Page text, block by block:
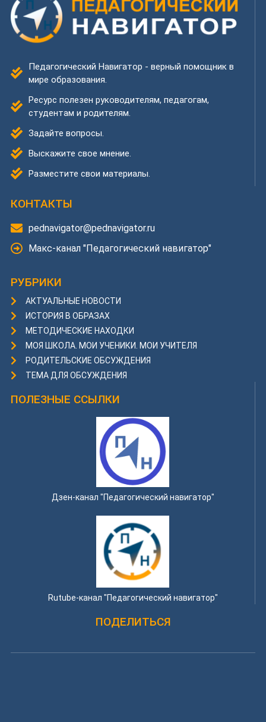
Педагогический Навигатор - верный помощник в
мире образования.
Ресурс полезен руководителям, педагогам,
студентам и родителям.
Задайте вопросы.
Выскажите свое мнение.
Разместите свои материалы.
КОНТАКТЫ
pednavigator@pednavigator.ru
Макс-канал "Педагогический навигатор"
РУБРИКИ
АКТУАЛЬНЫЕ НОВОСТИ
ИСТОРИЯ В ОБРАЗАХ
МЕТОДИЧЕСКИЕ НАХОДКИ
МОЯ ШКОЛА. МОИ УЧЕНИКИ. МОИ УЧИТЕЛЯ
РОДИТЕЛЬСКИЕ ОБСУЖДЕНИЯ
ТЕМА ДЛЯ ОБСУЖДЕНИЯ
ПОЛЕЗНЫЕ ССЫЛКИ
Дзен-канал "Педагогический навигатор"
Rutube-канал "Педагогический навигатор"
ПОДЕЛИТЬСЯ